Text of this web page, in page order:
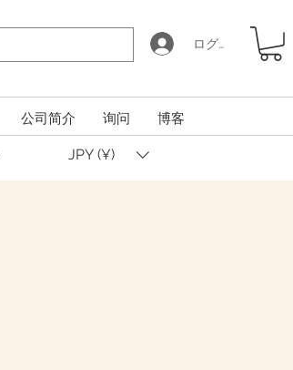
ログイン
公司简介 询问 博客
JPY (¥)